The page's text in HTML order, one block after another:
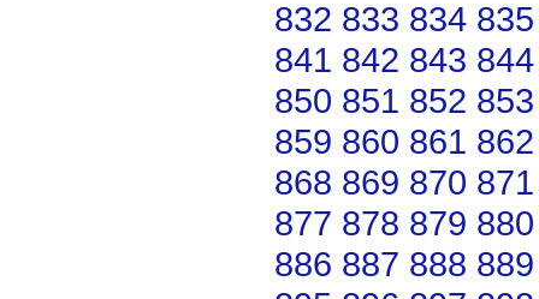
832 833 834 835
841 842 843 844
850 851 852 853
859 860 861 862
868 869 870 871
877 878 879 880
886 887 888 889